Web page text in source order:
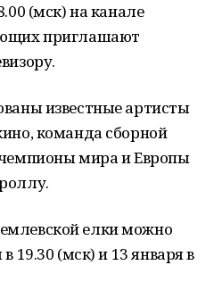
(мск) на канале
приглашают
известные артисты
команда сборной
мира и Европы
елки можно
19.30 (мск) и 13 января в